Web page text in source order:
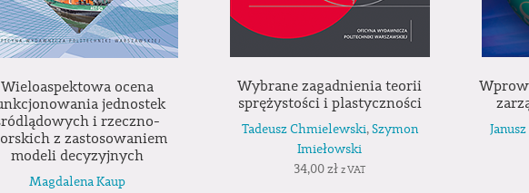
Wieloaspektowa ocena
jednostek
i rzeczno-
z zastosowaniem
modeli decyzyjnych
Magdalena Kaup
Wybrane zagadnienia teorii
sprężystości i plastyczności
Tadeusz Chmielewski,Szymon
Imiełowski
34,00zł z VAT